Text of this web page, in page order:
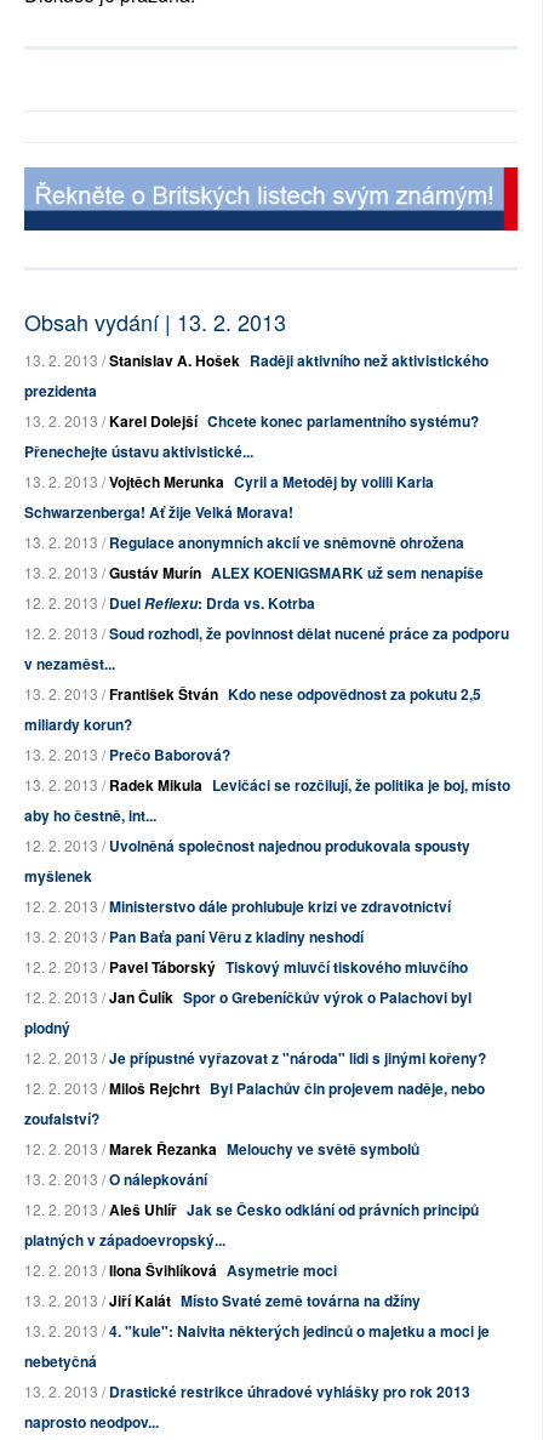
Obsah vydání | 13. 2. 2013
13. 2. 2013 /Stanislav A. Hošek Raději aktivního než aktivistického
prezidenta
13. 2. 2013 /Karel Dolejší Chcete konec parlamentního systému?
Přenechejte ústavu aktivistické...
13. 2. 2013 /Vojtěch Merunka Cyril a Metoděj by volili Karla
Schwarzenberga! Ať žije Velká Morava!
13. 2. 2013 /Regulace anonymních akcií ve sněmovně ohrožena
13. 2. 2013 /Gustáv Murín ALEX KOENIGSMARK už sem nenapíše
12. 2. 2013 /DuelReflexu: Drda vs. Kotrba
12. 2. 2013 /Soud rozhodl, že povinnost dělat nucené práce za podporu
v nezaměst...
13. 2. 2013 /František Štván Kdo nese odpovědnost za pokutu 2,5
miliardy korun?
13. 2. 2013 /Prečo Baborová?
13. 2. 2013 /Radek Mikula Levičáci se rozčilují, že politika je boj, místo
aby ho čestně, int...
12. 2. 2013 /Uvolněná společnost najednou produkovala spousty
myšlenek
12. 2. 2013 /Ministerstvo dále prohlubuje krizi ve zdravotnictví
13. 2. 2013 /Pan Baťa paní Věru z kladiny neshodí
12. 2. 2013 /Pavel Táborský Tiskový mluvčí tiskového mluvčího
12. 2. 2013 /Jan Čulík Spor o Grebeníčkův výrok o Palachovi byl
plodný
12. 2. 2013 /Je přípustné vyřazovat z "národa" lidi s jinými kořeny?
12. 2. 2013 /Miloš Rejchrt Byl Palachův čin projevem naděje, nebo
zoufalství?
12. 2. 2013 /Marek Řezanka Melouchy ve světě symbolů
13. 2. 2013 /O nálepkování
12. 2. 2013 /Aleš Uhlíř Jak se Česko odklání od právních principů
platných v západoevropský...
12. 2. 2013 /Ilona Švihlíková Asymetrie moci
13. 2. 2013 /Jiří Kalát Místo Svaté země továrna na džíny
13. 2. 2013 /4. "kule": Naivita některých jedinců o majetku a moci je
nebetyčná
13. 2. 2013 /Drastické restrikce úhradové vyhlášky pro rok 2013
naprosto neodpov...